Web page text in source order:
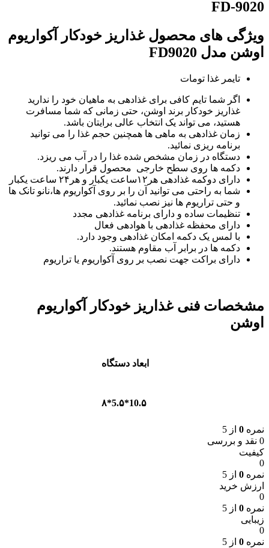
FD-9020
ویژگی های محصول غذاریز خودکار آکواریوم
اوشن مدل FD9020
تایمر غذا تومات
اگر شما تایم کافی برای غذادهی به ماهیان خود را ندارید
غذاریز خودکار برند اوشن، حتی زمانی که شما مسافرت
هستید، می تواند یک انتخاب عالی برایتان باشد.
زمان غذادهی به ماهی ها همچنین حجم غذا را می توانید
برنامه ریزی نمائید.
دستگاه در زمان مشخص شده غذا را در آب می ریزد.
دکمه ها روی سطح خارجی محصول قرار دارند.
دارای دوکمه غذادهی هر۱۲ساعت یکبار و هر۲۴ ساعت یکبار
شما به راحتی می توانید آن را بر روی آکواریوم ها،نانو تانک ها
و حتی تراریوم ها نیز نصب نمائید.
تنظیمات ساده و دارای برنامه غذادهی مجدد
دارای محفظه غذادهی با هوادهی فعال
با لمس یک دکمه امکان غذادهی وجود دارد.
دکمه ها در برابر آب مقاوم هستند.
دارای براکت جهت نصب بر روی آکواریوم یا تراریوم
مشخصات فنی غذاریز خودکار آکواریوم
اوشن
ابعاد دستگاه
نمره 0 از 5
0 نقد و بررسی
کیفیت
0
نمره 0 از 5
ارزش خرید
0
نمره 0 از 5
زیبایی
0
نمره 0 از 5